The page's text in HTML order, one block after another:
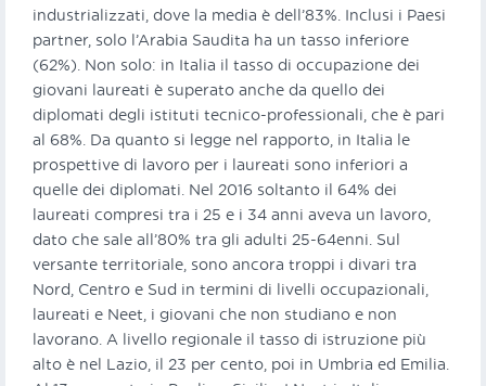
industrializzati, dove la media è dell’83%. Inclusi i Paesi
partner, solo l’Arabia Saudita ha un tasso inferiore
(62%). Non solo: in Italia il tasso di occupazione dei
giovani laureati è superato anche da quello dei
diplomati degli istituti tecnico-professionali, che è pari
al 68%. Da quanto si legge nel rapporto, in Italia le
prospettive di lavoro per i laureati sono inferiori a
quelle dei diplomati. Nel 2016 soltanto il 64% dei
laureati compresi tra i 25 e i 34 anni aveva un lavoro,
dato che sale all’80% tra gli adulti 25-64enni. Sul
versante territoriale, sono ancora troppi i divari tra
Nord, Centro e Sud in termini di livelli occupazionali,
laureati e Neet, i giovani che non studiano e non
lavorano. A livello regionale il tasso di istruzione più
alto è nel Lazio, il 23 per cento, poi in Umbria ed Emilia.